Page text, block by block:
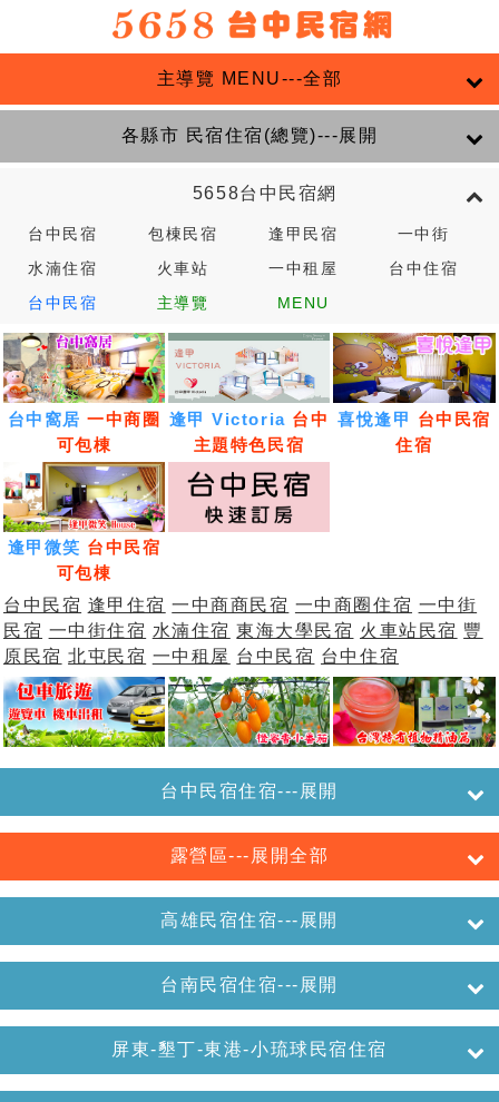
主導覽 MENU---全部
各縣市 民宿住宿(總覽)---展開
5658台中民宿網
台中民宿 包棟民宿 逢甲民宿 一中街
水湳住宿 火車站 一中租屋 台中住宿
台中民宿 主導覽 MENU
台中窩居 一中商圈
可包棟
逢甲 Victoria 台中
主題特色民宿
喜悅逢甲
台中民宿
住宿
逢甲微笑 台中民宿
可包棟
台中民宿 逢甲住宿 一中商商民宿 一中商圈住宿 一中街
民宿 一中街住宿 水湳住宿 東海大學民宿 火車站民宿 豐
原民宿 北屯民宿 一中租屋 台中民宿 台中住宿
台中民宿住宿---展開
露營區---展開全部
高雄民宿住宿---展開
台南民宿住宿---展開
屏東-墾丁-東港-小琉球民宿住宿